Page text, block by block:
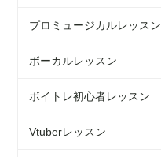
プロミュージカルレッスン
ボーカルレッスン
ボイトレ初心者レッスン
Vtuberレッスン